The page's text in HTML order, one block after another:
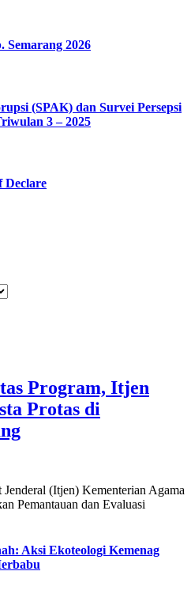
Semarang 2026
(SPAK) dan Survei Persepsi
3 – 2025
Declare
Program, Itjen
Protas di
(Itjen) Kementerian Agama
Pemantauan dan Evaluasi
Aksi Ekoteologi Kemenag